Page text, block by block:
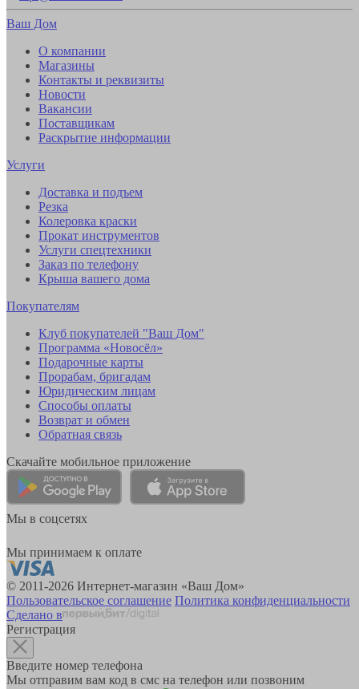
Ваш Дом
О компании
Магазины
Контакты и реквизиты
Новости
Вакансии
Поставщикам
Раскрытие информации
Услуги
Доставка и подъем
Резка
Колеровка краски
Прокат инструментов
Услуги спецтехники
Заказ по телефону
Крыша вашего дома
Покупателям
Клуб покупателей "Ваш Дом"
Программа «Новосёл»
Подарочные карты
Прорабам, бригадам
Юридическим лицам
Способы оплаты
Возврат и обмен
Обратная связь
Скачайте мобильное приложение
Мы в соцсетях
Мы принимаем к оплате
© 2011-2026 Интернет-магазин «Ваш Дом»
Пользовательское соглашение Политика конфиденциальности
Сделано в
Регистрация
Введите номер телефона
Мы отправим вам код в смс на телефон или позвоним